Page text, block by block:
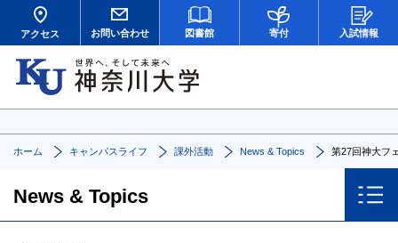
アクセス お問い合わせ 図書館 寄付 入試情報
ホーム キャンパスライフ 課外活動 News & Topics 第27回神大フ
News & Topics